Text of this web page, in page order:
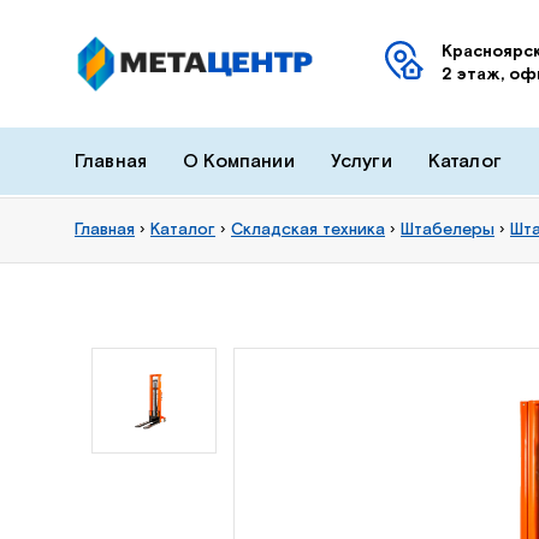
2 этаж,
Главная О Компании Услуги Каталог
Главная › Каталог › Складская техника › Штабелеры ›